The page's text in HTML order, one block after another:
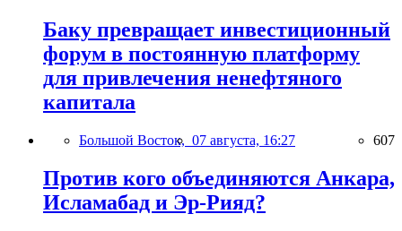
Баку превращает инвестиционный
форум в постоянную платформу
для привлечения ненефтяного
капитала
Большой Восток, 07 августа, 16:27 607
Против кого объединяются Анкара,
Исламабад и Эр-Рияд?